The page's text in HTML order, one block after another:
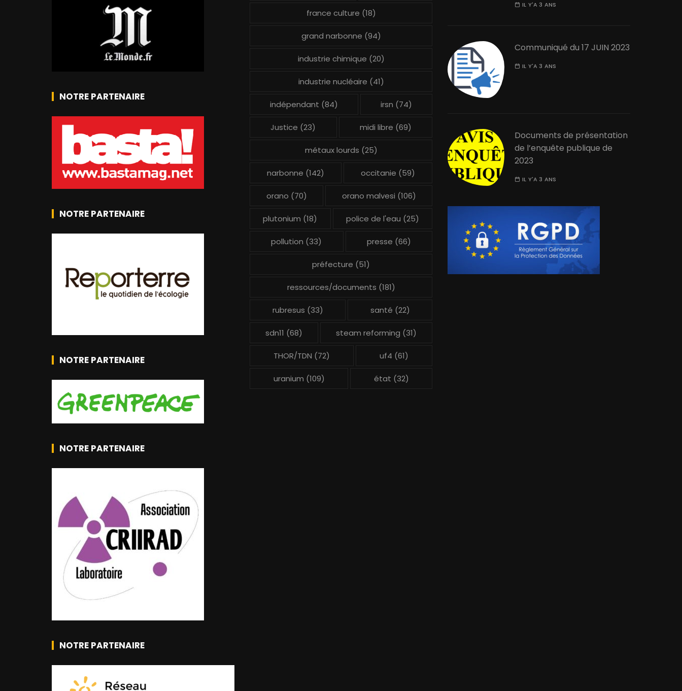
NOTRE PARTENAIRE
NOTRE PARTENAIRE
NOTRE PARTENAIRE
NOTRE PARTENAIRE
NOTRE PARTENAIRE
france culture (18)
grand narbonne (94)
industrie chimique (20)
industrie nucléaire (41)
indépendant (84) irsn (74)
Justice (23) midi libre (69)
métaux lourds (25)
narbonne (142) occitanie (59)
orano (70) orano malvesi (106)
plutonium (18) police de l'eau (25)
pollution (33) presse (66)
préfecture (51)
ressources/documents (181)
rubresus (33) santé (22)
sdn11 (68) steam reforming (31)
THOR/TDN (72) uf4 (61)
uranium (109) état (32)
IL Y'A 3 ANS
Communiqué du 17 JUIN 2023
IL Y'A 3 ANS
Documents de présentation
de l’enquête publique de
2023
IL Y'A 3 ANS